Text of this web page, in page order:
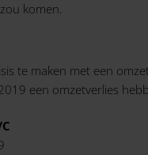
komen.
te maken met een
een omzetverlies